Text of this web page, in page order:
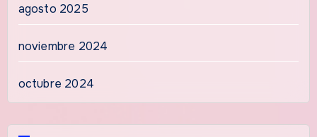
agosto 2025
noviembre 2024
octubre 2024